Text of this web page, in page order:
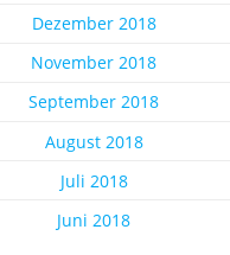
Dezember 2018
November 2018
September 2018
August 2018
Juli 2018
Juni 2018